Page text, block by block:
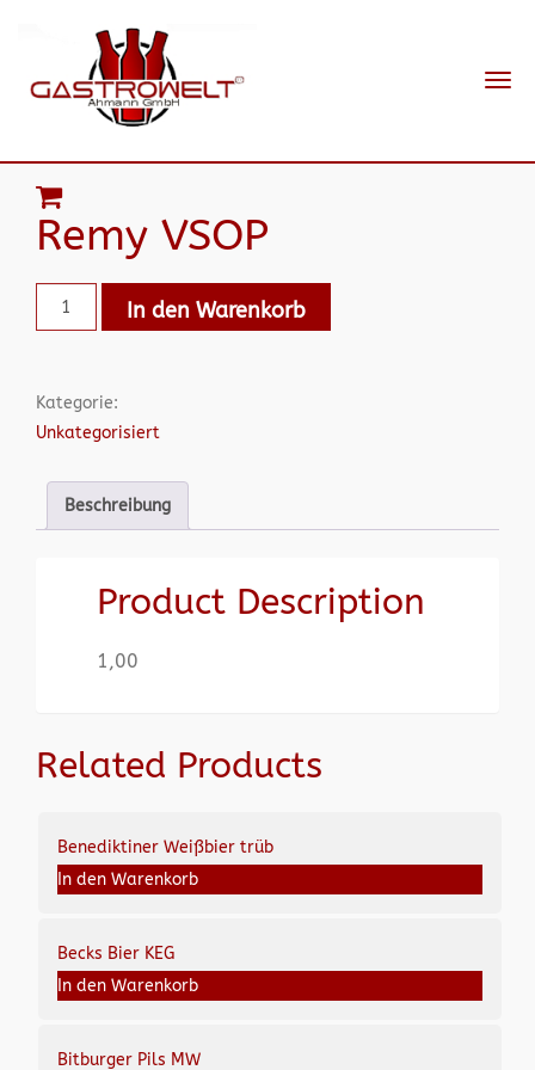
Remy VSOP
In den Warenkorb
Kategorie:
Unkategorisiert
Beschreibung
Product Description
1,00
Related Products
Benediktiner Weißbier trüb
In den Warenkorb
Becks Bier KEG
In den Warenkorb
Bitburger Pils MW